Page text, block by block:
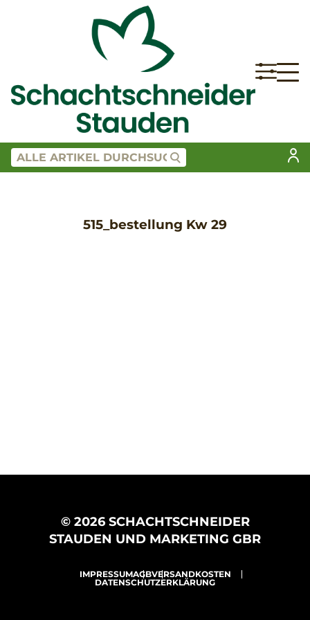
515_bestellung Kw 29
© 2026 SCHACHTSCHNEIDER
STAUDEN UND MARKETING GBR
IMPRESSUMAGBVERSANDKOSTEN
DATENSCHUTZERKLÄRUNG